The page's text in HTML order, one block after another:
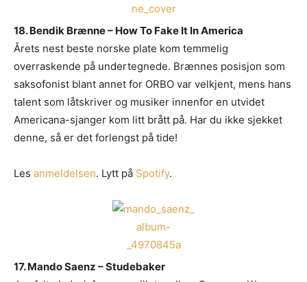
18. Bendik Brænne – How To Fake It In America
Årets nest beste norske plate kom temmelig
overraskende på undertegnede. Brænnes posisjon som
saksofonist blant annet for ORBO var velkjent, mens hans
talent som låtskriver og musiker innenfor en utvidet
Americana-sjanger kom litt brått på. Har du ikke sjekket
denne, så er det forlengst på tide!
Les anmeldelsen. Lytt på Spotify.
17. Mando Saenz – Studebaker